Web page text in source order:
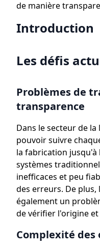
de manière
Introduction
Les défis
Problèmes de
transparence
Dans le secteur de
pouvoir suivre
la fabrication jusqu'à
systèmes
inefficaces et peu
des erreurs. De
également un
de vérifier l'origine
Complexité